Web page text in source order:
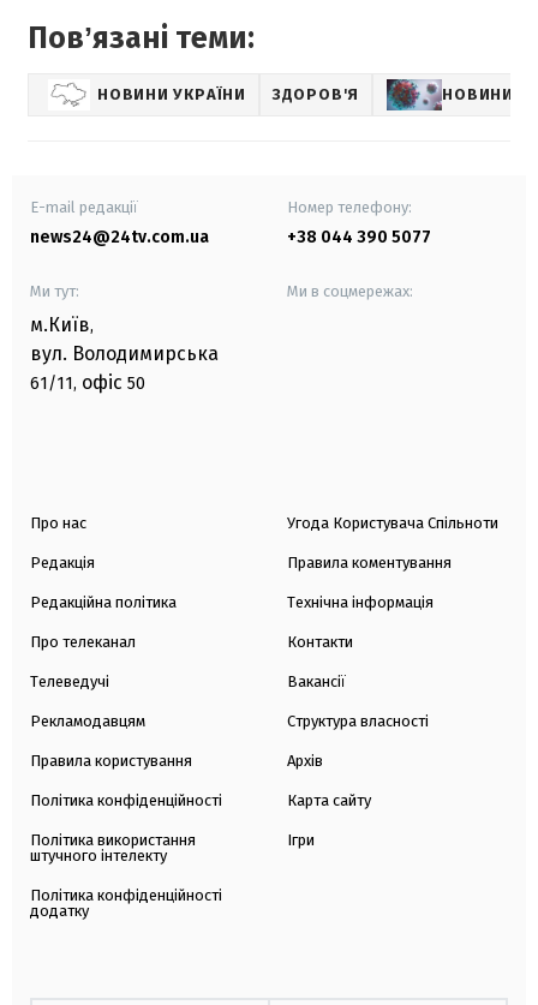
Повʼязані теми:
НОВИНИ УКРАЇНИ ЗДОРОВ'Я НОВИНИ
E-mail редакції
news24@24tv.com.ua
Номер телефону:
+38 044 390 5077
Ми тут:
м.Київ,
вул. Володимирська
61/11, офіс 50
Ми в соцмережах:
Про нас
Редакція
Редакційна політика
Про телеканал
Телеведучі
Рекламодавцям
Правила користування
Політика конфіденційності
Політика використання
штучного інтелекту
Політика конфіденційності
додатку
Угода Користувача Спільноти
Правила коментування
Технічна інформація
Контакти
Вакансії
Структура власності
Архів
Карта сайту
Ігри